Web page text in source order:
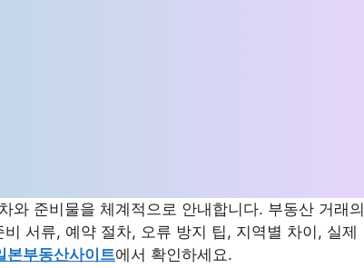
와 준비물을 체계적으로 안내합니다. 부동산 거래의
서류, 예약 절차, 오류 방지 팁, 지역별 차이, 실제
본부동산사이트에서 확인하세요.